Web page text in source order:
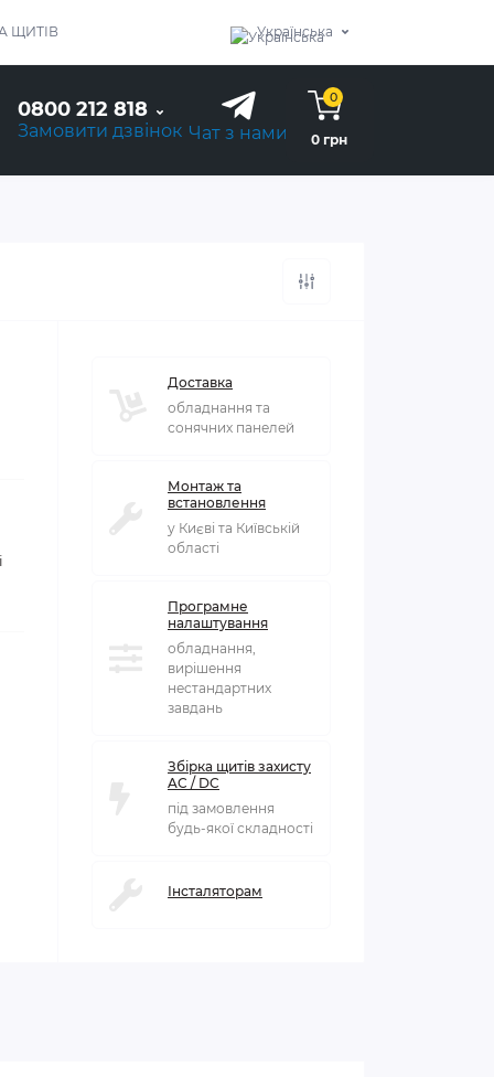
ЩИТІВ Українська
0800 212 818
Замовити дзвінок Чат з нами
0
0 грн
Доставка
обладнання та
сонячних панелей
Монтаж та
встановлення
у Києві та Київській
області
Програмне
налаштування
обладнання,
вирішення
нестандартних
завдань
Збірка щитів захисту
AC / DC
під замовлення
будь-якої складності
Інсталяторам